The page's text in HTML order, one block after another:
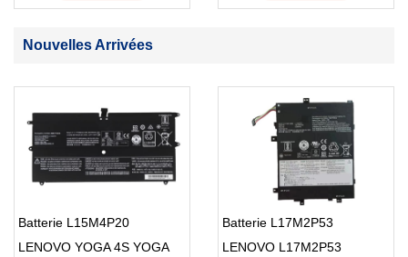
Nouvelles Arrivées
Batterie L15M4P20
LENOVO YOGA 4S YOGA
Batterie L17M2P53
LENOVO L17M2P53